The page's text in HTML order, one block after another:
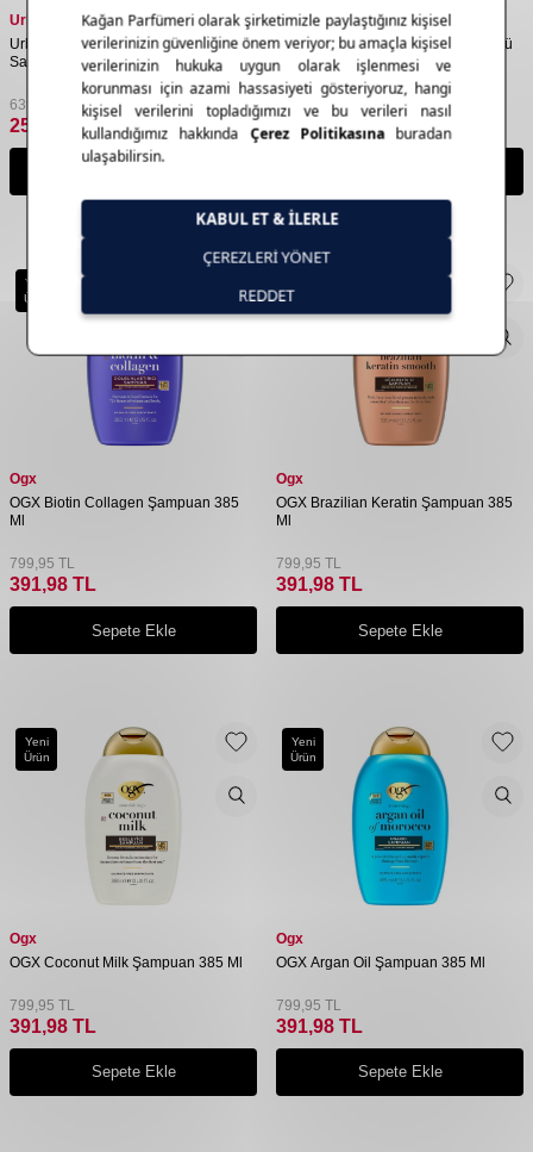
Urban Care
Urban Care Shake N Repair 10in1
Saç Bakım Spreyi 200 Ml
639,90
255,96 TL
Sepete Ekle
Urban Care
Urban Care Pink Allure Saç Parfümü
50 Ml
599,90 TL
239,96TL
Yeni
Ürün
Ogx
OGX Biotin Collagen Şampuan 385
Ml
799,95 TL
391,98 TL
Sepete Ekle
Ogx
OGX Brazilian Keratin Şampuan 385
Ml
799,95 TL
391,98 TL
Sepete Ekle
Yeni
Ürün
Ogx
OGX Coconut Milk Şampuan 385 Ml
799,95 TL
391,98 TL
Sepete Ekle
Yeni
Ürün
Ogx
OGX Argan Oil Şampuan 385 Ml
799,95 TL
391,98 TL
Sepete Ekle